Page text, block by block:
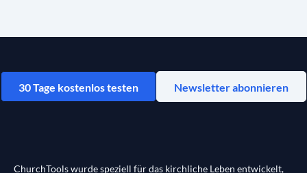
30 Tage kostenlos testen Newsletter abonnieren
ChurchTools wurde speziell für das kirchliche Leben entwickelt,